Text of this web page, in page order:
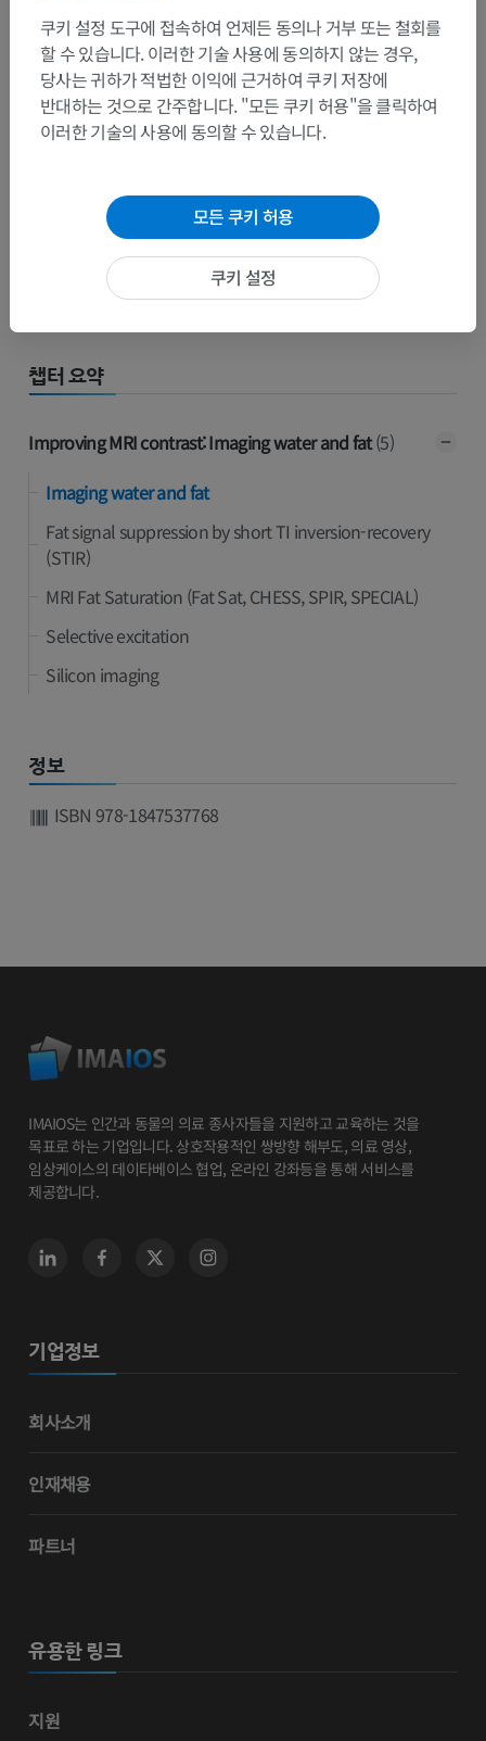
injection: presence of nodular enhancement as a
hypersignal
c. Subtraction of images before and after injection: better
visualization of the enhanced nodule due to elimination
of the fat hypersignal, appearance of subtraction artifacts
and a displacement of fat tissues
챕터 요약
Improving MRI contrast: Imaging water and fat(5)
Imaging water and fat
Fat signal suppression by short TI inversion-recovery
(STIR)
MRI Fat Saturation (Fat Sat, CHESS, SPIR, SPECIAL)
Selective excitation
Silicon imaging
정보
ISBN 978-1847537768
IMAIOS는 인간과 동물의 의료 종사자들을 지원하고 교육하는 것을
목표로 하는 기업입니다. 상호작용적인 쌍방향 해부도, 의료 영상,
임상케이스의 데이타베이스 협업, 온라인 강좌등을 통해 서비스를
제공합니다.
기업정보
회사소개
인재채용
파트너
유용한 링크
지원
쿠키 설정 도구에 접속하여 언제든 동의나 거부 또는 철회를
할 수 있습니다. 이러한 기술 사용에 동의하지 않는 경우,
당사는 귀하가 적법한 이익에 근거하여 쿠키 저장에
반대하는 것으로 간주합니다. "모든 쿠키 허용"을 클릭하여
이러한 기술의 사용에 동의할 수 있습니다.
모든 쿠키 허용
쿠키 설정